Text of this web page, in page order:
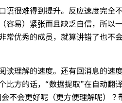
语很难得到提升。反应速度完全
容易）紧张而且缺乏自信，所以
常优秀的成员，就算讲错了也不
读理解的速度。还有回消息的速
比方的话，“数据提取”在自动
不会更好呢（更方便理解呢）